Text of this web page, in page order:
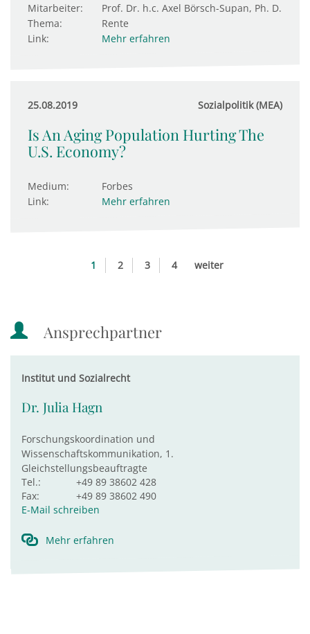
Mitarbeiter:
Prof. Dr. h.c. Axel Börsch-Supan, Ph. D.
Thema:
Rente
Link:
Mehr erfahren
25.08.2019 Sozialpolitik (MEA)
Is An Aging Population Hurting The
U.S. Economy?
Medium:
Forbes
Link:
Mehr erfahren
1 2 3 4 weiter
Ansprechpartner
Institut und Sozialrecht
Dr. Julia Hagn
Forschungskoordination und
Wissenschaftskommunikation, 1.
Gleichstellungsbeauftragte
Tel.:
+49 89 38602 428
Fax:
+49 89 38602 490
E-Mail schreiben
Mehr erfahren